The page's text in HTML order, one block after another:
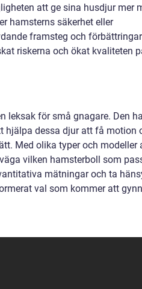
att ge sina husdjur mer
hamsterns säkerhet eller
framsteg och
riskerna och ökat kvaliteten
leksak för små gnagare. Den
hjälpa dessa djur att få motion
Med olika typer och modeller
vilken hamsterboll som
mätningar och ta
val som kommer att